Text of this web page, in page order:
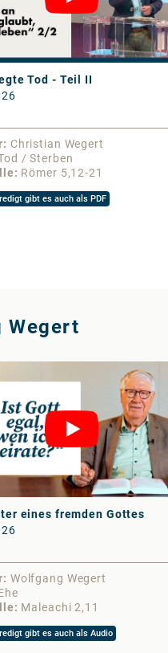
Tod - Teil II
Christian Wegert
/ Sterben
Römer 5,12-21
gibt es auch als PDF
Wegert
eines fremden Gottes
Wolfgang Wegert
Maleachi 2,11
gibt es auch als Audio